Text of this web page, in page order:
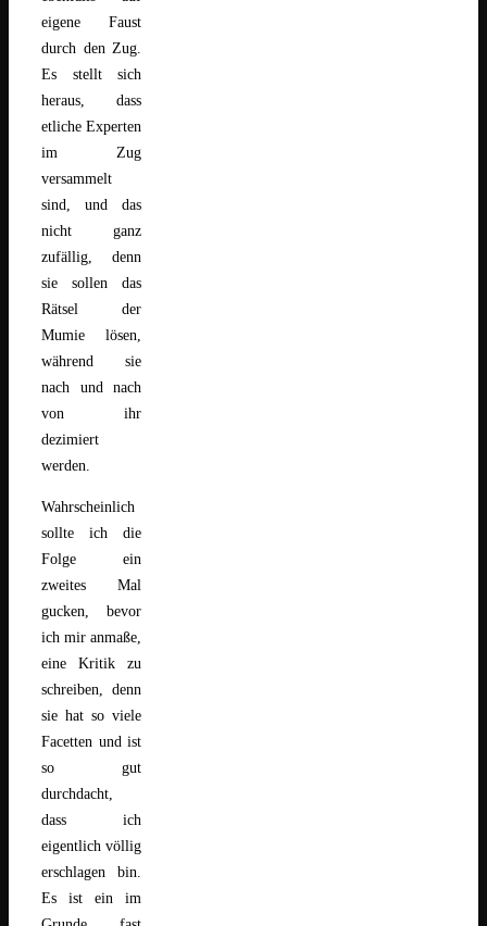
eigene Faust
durch den Zug.
Es stellt sich
heraus, dass
etliche Experten
im Zug
versammelt
sind, und das
nicht ganz
zufällig, denn
sie sollen das
Rätsel der
Mumie lösen,
während sie
nach und nach
von ihr
dezimiert
werden.
Wahrscheinlich
sollte ich die
Folge ein
zweites Mal
gucken, bevor
ich mir anmaße,
eine Kritik zu
schreiben, denn
sie hat so viele
Facetten und ist
so gut
durchdacht,
dass ich
eigentlich völlig
erschlagen bin.
Es ist ein im